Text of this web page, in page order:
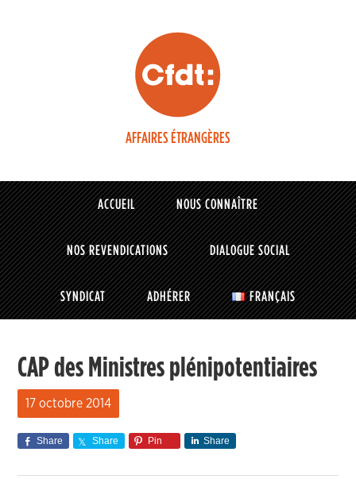
AFFAIRES ÉTRANGÈRES
ACCUEIL NOUS CONNAÎTRE
NOS REVENDICATIONS DIALOGUE SOCIAL
SYNDICAT ADHÉRER FRANÇAIS
CAP des Ministres plénipotentiaires
17 octobre 2014
Share Share Pin Share